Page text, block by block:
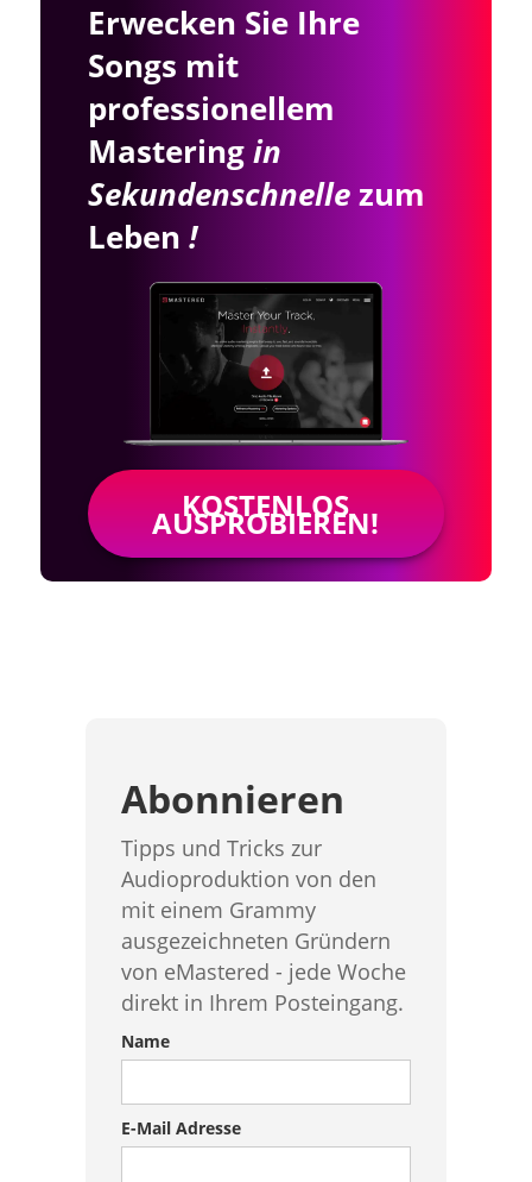
Erwecken Sie Ihre
Songs mit
professionellem
Masteringin
Sekundenschnellezum
Leben !
KOSTENLOS
AUSPROBIEREN!
Abonnieren
Tipps und Tricks zur
Audioproduktion von den
mit einem Grammy
ausgezeichneten Gründern
von eMastered - jede Woche
direkt in Ihrem Posteingang.
Name
E-Mail Adresse